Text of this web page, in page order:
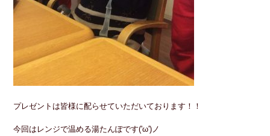
プレゼントは皆様に配らせていただいております！！
今回はレンジで温める湯たんぽです('ω')ノ